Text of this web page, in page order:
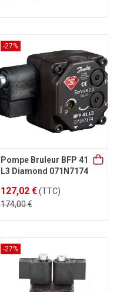
-27%
Pompe Bruleur BFP 41
L3 Diamond 071N7174
127,02 €(TTC)
174,00 €
-27%